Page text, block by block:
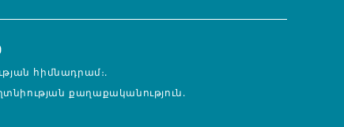
հիմնադրամ։.
քաղաքականություն.